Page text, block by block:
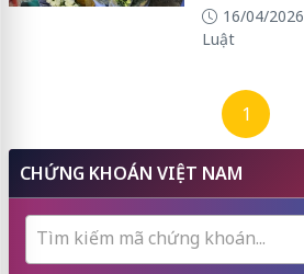
16/04/2026
Luật
1
CHỨNG KHOÁN VIỆT NAM
Tìm kiếm mã chứng khoán...